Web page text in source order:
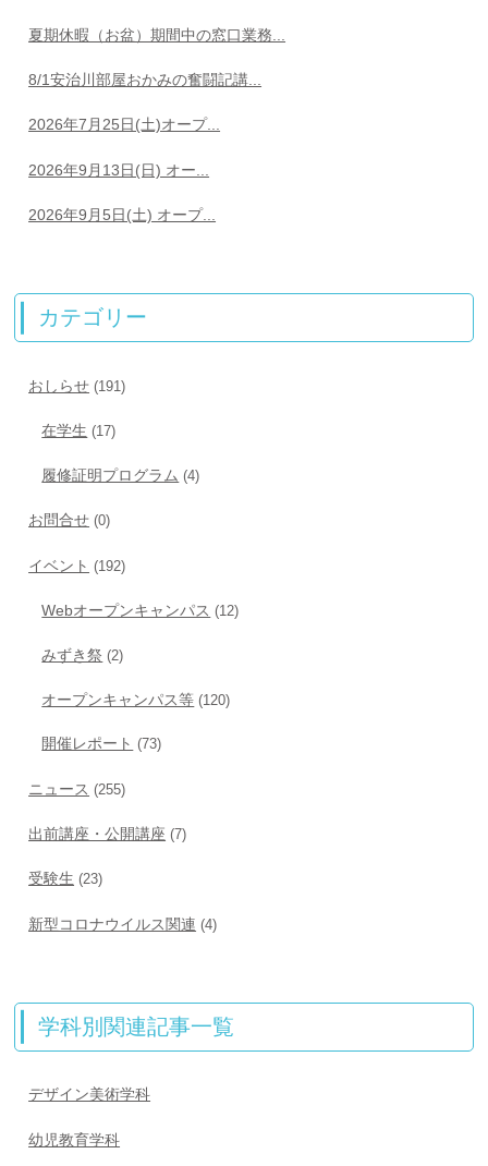
夏期休暇（お盆）期間中の窓口業務...
8/1安治川部屋おかみの奮闘記講...
2026年7月25日(土)オープ...
2026年9月13日(日) オー...
2026年9月5日(土) オープ...
カテゴリー
おしらせ (191)
在学生 (17)
履修証明プログラム (4)
お問合せ (0)
イベント (192)
Webオープンキャンパス (12)
みずき祭 (2)
オープンキャンパス等 (120)
開催レポート (73)
ニュース (255)
出前講座・公開講座 (7)
受験生 (23)
新型コロナウイルス関連 (4)
学科別関連記事一覧
デザイン美術学科
幼児教育学科